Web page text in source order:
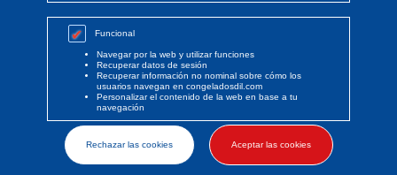
Funcional
Navegar por la web y utilizar funciones
Recuperar datos de sesión
Recuperar información no nominal sobre cómo los
usuarios navegan en congeladosdil.com
Personalizar el contenido de la web en base a tu
navegación
Rechazar las cookies Aceptar las cookies
© Copyright 2020 Congelados Dil
by Boreal Open Systems - Desarrollo de proyectos tecnológicos